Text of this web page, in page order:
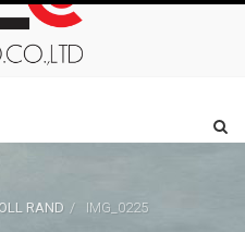
RAND / IMG_0225